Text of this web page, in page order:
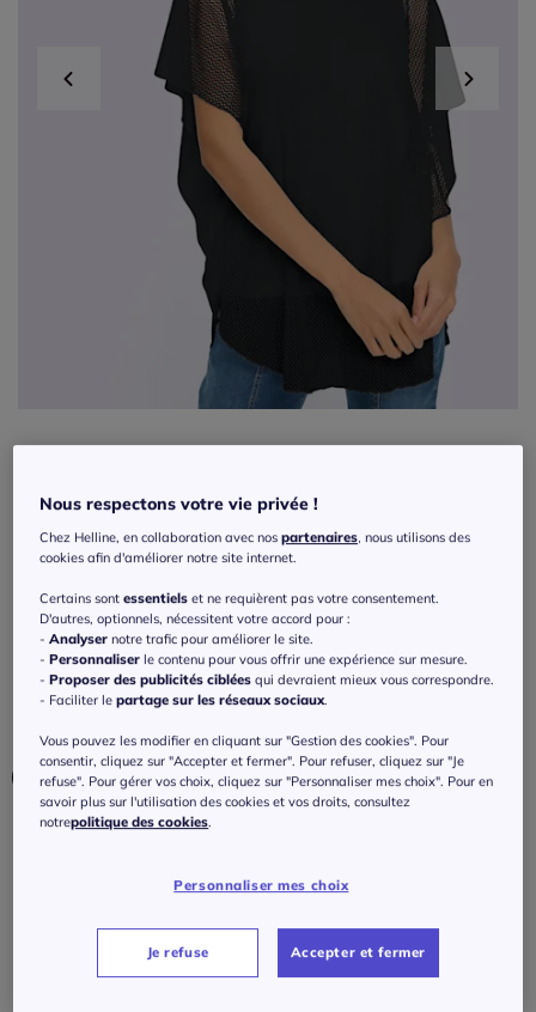
Réf : 670.399.011 5
Couleur :noir
Choisir une couleur :
Veuillez sélectionner une taille
En stock
Nous respectons votre vie privée !
Chez Helline, en collaboration avec nospartenaires , nous utilisons des
cookies afin d'améliorer notre site internet.
Certains sontessentiels et ne requièrent pas votre consentement.
D'autres, optionnels, nécessitent votre accord pour :
-Analyser notre trafic pour améliorer le site.
-Personnaliser le contenu pour vous offrir une expérience sur mesure.
-Proposer des publicités ciblées qui devraient mieux vous correspondre.
- Faciliter lepartage sur les réseaux sociaux
Vous pouvez les modifier en cliquant sur "Gestion des cookies". Pour
consentir, cliquez sur "Accepter et fermer". Pour refuser, cliquez sur "Je
refuse". Pour gérer vos choix, cliquez sur "Personnaliser mes choix". Pour en
savoir plus sur l'utilisation des cookies et vos droits, consultez
notrepolitique des cookies
Personnaliser mes choix
Je refuse Accepter et fermer